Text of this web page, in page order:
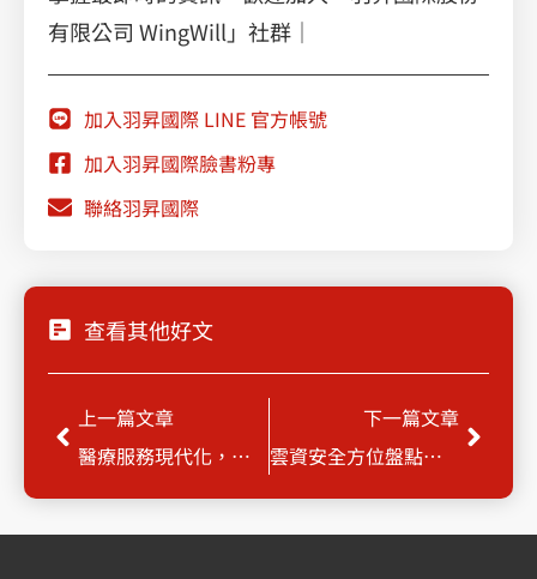
有限公司 WingWill」社群｜
加入羽昇國際 LINE 官方帳號
加入羽昇國際臉書粉專
聯絡羽昇國際
查看其他好文
上一頁
上一篇文章
醫療服務現代化，數位轉型的世界趨勢 | 系列研討會
下一篇文章
雲資安全方位盤點第一站 AWS Well-Architected
下一